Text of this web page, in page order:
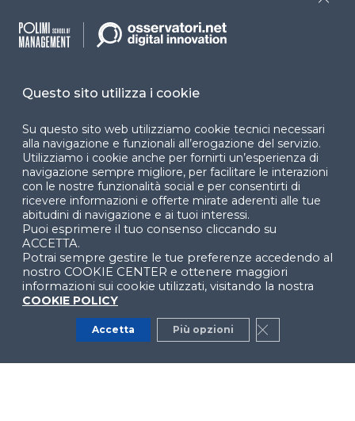
Dichiarazione di
Cookie Center
Facebook LinkedIn
YouTube X
di Ingegneria Gestionale
Questo sito utilizza i cookie
Su questo sito web utilizziamo cookie tecnici necessari
alla navigazione e funzionali all’erogazione del servizio.
Utilizziamo i cookie anche per fornirti un’esperienza di
navigazione sempre migliore, per facilitare le interazioni
con le nostre funzionalità social e per consentirti di
ricevere informazioni e offerte mirate aderenti alle tue
abitudini di navigazione e ai tuoi interessi.
Puoi esprimere il tuo consenso cliccando su
ACCETTA.
Potrai sempre gestire le tue preferenze accedendo al
nostro COOKIE CENTER e ottenere maggiori
informazioni sui cookie utilizzati, visitando la nostra
COOKIE POLICY
Accetta Più opzioni Close GDPR